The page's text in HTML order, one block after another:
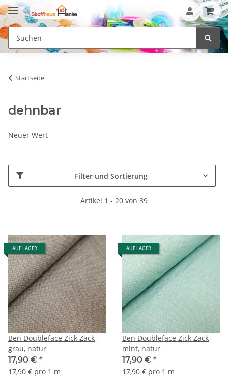
Startseite
dehnbar
Neuer Wert
Filter und Sortierung
Artikel 1 - 20 von 39
AUF LAGER
Ben Doubleface Zick Zack
grau, natur
17,90 € *
17,90 € pro 1 m
AUF LAGER
Ben Doubleface Zick Zack
mint, natur
17,90 € *
17,90 € pro 1 m